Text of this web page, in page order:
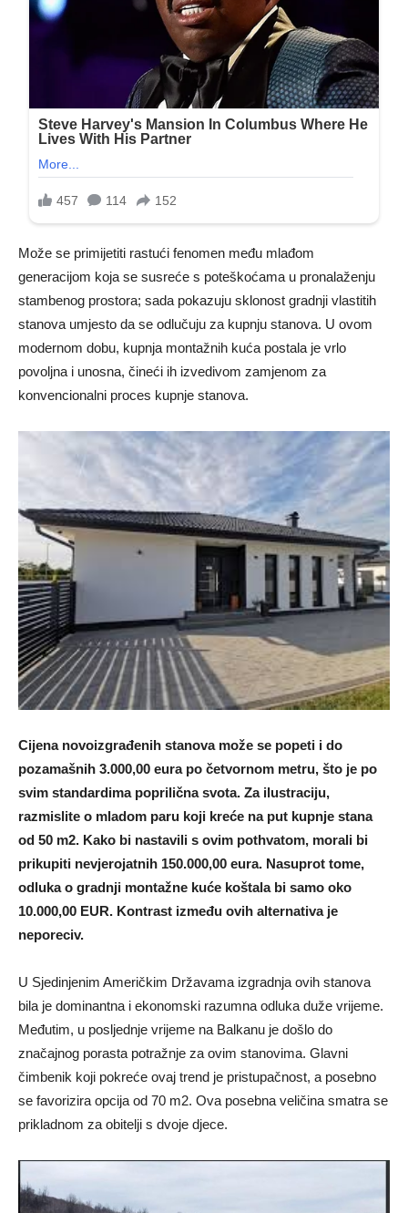
Može se primijetiti rastući fenomen među mlađom
generacijom koja se susreće s poteškoćama u pronalaženju
stambenog prostora; sada pokazuju sklonost gradnji vlastitih
stanova umjesto da se odlučuju za kupnju stanova. U ovom
modernom dobu, kupnja montažnih kuća postala je vrlo
povoljna i unosna, čineći ih izvedivom zamjenom za
konvencionalni proces kupnje stanova.
Cijena novoizgrađenih stanova može se popeti i do
pozamašnih 3.000,00 eura po četvornom metru, što je po
svim standardima poprilična svota. Za ilustraciju,
razmislite o mladom paru koji kreće na put kupnje stana
od 50 m2. Kako bi nastavili s ovim pothvatom, morali bi
prikupiti nevjerojatnih 150.000,00 eura. Nasuprot tome,
odluka o gradnji montažne kuće koštala bi samo oko
10.000,00 EUR. Kontrast između ovih alternativa je
neporeciv.
U Sjedinjenim Američkim Državama izgradnja ovih stanova
bila je dominantna i ekonomski razumna odluka duže vrijeme.
Međutim, u posljednje vrijeme na Balkanu je došlo do
značajnog porasta potražnje za ovim stanovima. Glavni
čimbenik koji pokreće ovaj trend je pristupačnost, a posebno
se favorizira opcija od 70 m2. Ova posebna veličina smatra se
prikladnom za obitelji s dvoje djece.